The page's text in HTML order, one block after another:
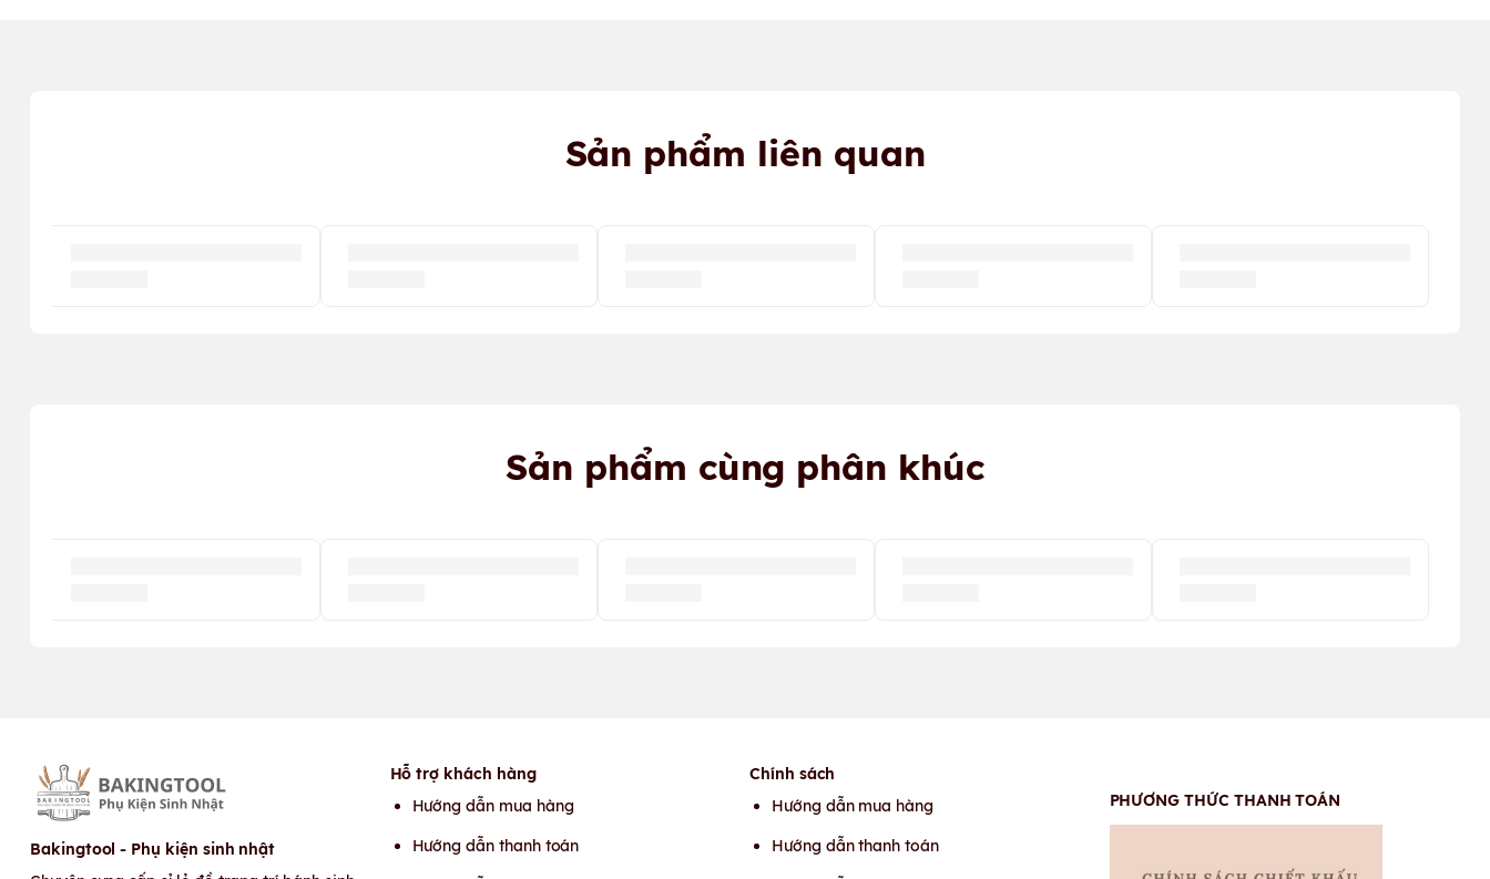
Sản phẩm liên quan
Sản phẩm cùng phân khúc
Bakingtool - Phụ kiện sinh nhật
Hỗ trợ khách hàng
Hướng dẫn mua hàng
Hướng dẫn thanh toán
Chính sách
Hướng dẫn mua hàng
Hướng dẫn thanh toán
PHƯƠNG THỨC THANH TOÁN